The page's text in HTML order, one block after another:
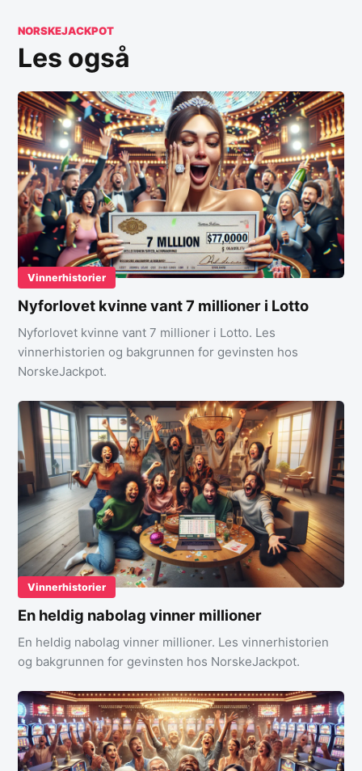
NORSKEJACKPOT
Les også
Vinnerhistorier
Nyforlovet kvinne vant 7 millioner i Lotto
Nyforlovet kvinne vant 7 millioner i Lotto. Les
vinnerhistorien og bakgrunnen for gevinsten hos
NorskeJackpot.
Vinnerhistorier
En heldig nabolag vinner millioner
En heldig nabolag vinner millioner. Les vinnerhistorien
og bakgrunnen for gevinsten hos NorskeJackpot.